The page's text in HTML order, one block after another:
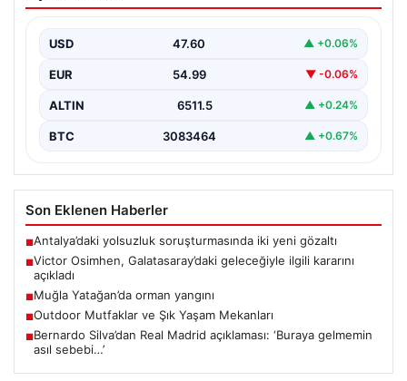
dönemde gösterdiği etkileyici performansla Avrupa’nın
önde gelen kulüplerinin…
USD 47.60 ▲ +0.06%
EUR 54.99 ▼ -0.06%
ALTIN 6511.5 ▲ +0.24%
BTC 3083464 ▲ +0.67%
Son Eklenen Haberler
■Antalya’daki yolsuzluk soruşturmasında iki yeni gözaltı
■Victor Osimhen, Galatasaray’daki geleceğiyle ilgili kararını
açıkladı
■Muğla Yatağan’da orman yangını
■Outdoor Mutfaklar ve Şık Yaşam Mekanları
■Bernardo Silva’dan Real Madrid açıklaması: ‘Buraya gelmemin
asıl sebebi…’